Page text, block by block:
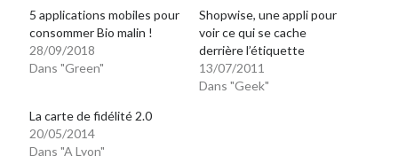
5 applications mobiles pour
consommer Bio malin !
28/09/2018
Dans "Green"
Shopwise, une appli pour
voir ce qui se cache
derrière l’étiquette
13/07/2011
Dans "Geek"
La carte de fidélité 2.0
20/05/2014
Dans "A Lyon"